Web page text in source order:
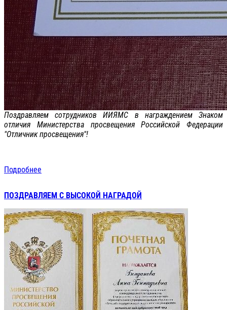
Поздравляем сотрудников ИИЯМС в награждением Знаком
отличия Министерства просвещения Российской Федерации
"Отличник просвещения"!
Подробнее
ПОЗДРАВЛЯЕМ С ВЫСОКОЙ НАГРАДОЙ